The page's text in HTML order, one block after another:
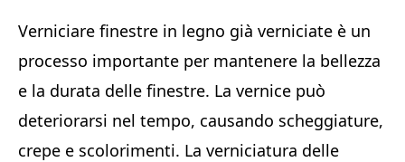
Verniciare finestre in legno già verniciate è un
processo importante per mantenere la bellezza
e la durata delle finestre. La vernice può
deteriorarsi nel tempo, causando scheggiature,
crepe e scolorimenti. La verniciatura delle